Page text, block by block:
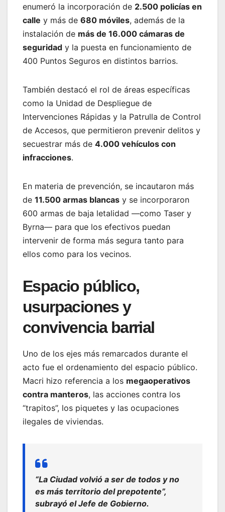
enumeró la incorporación de 2.500 policías en
calle y más de 680 móviles, además de la
instalación de más de 16.000 cámaras de
seguridad y la puesta en funcionamiento de
400 Puntos Seguros en distintos barrios.
También destacó el rol de áreas específicas
como la Unidad de Despliegue de
Intervenciones Rápidas y la Patrulla de Control
de Accesos, que permitieron prevenir delitos y
secuestrar más de 4.000 vehículos con
infracciones.
En materia de prevención, se incautaron más
de 11.500 armas blancas y se incorporaron
600 armas de baja letalidad —como Taser y
Byrna— para que los efectivos puedan
intervenir de forma más segura tanto para
ellos como para los vecinos.
Espacio público,
usurpaciones y
convivencia barrial
Uno de los ejes más remarcados durante el
acto fue el ordenamiento del espacio público.
Macri hizo referencia a los megaoperativos
contra manteros, las acciones contra los
“trapitos”, los piquetes y las ocupaciones
ilegales de viviendas.
“La Ciudad volvió a ser de todos y no
es más territorio del prepotente”,
subrayó el Jefe de Gobierno.